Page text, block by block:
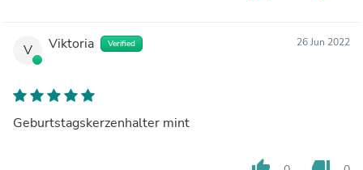
V Viktoria Verified 26 Jun 2022
Geburtstagskerzenhalter mint